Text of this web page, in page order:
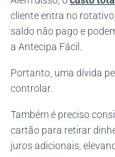
cliente entra no
saldo não pago e
a Antecipa Fácil.
Portanto, uma dívida
controlar.
Também é preciso
cartão para retirar
juros adicionais,